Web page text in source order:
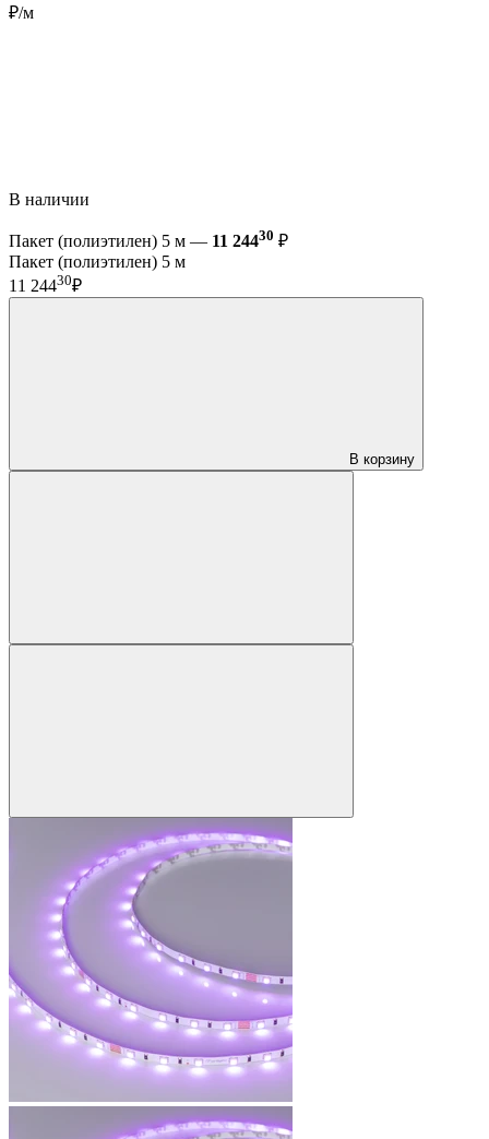
₽/м
В наличии
Пакет (полиэтилен) 5 м — 11 24430 ₽
Пакет (полиэтилен) 5 м
11 24430₽
В корзину